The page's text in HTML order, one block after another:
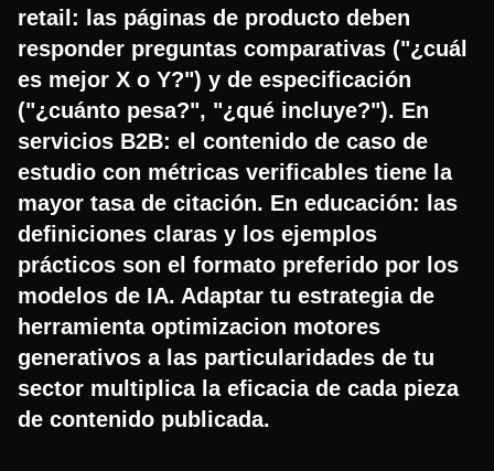
retail: las páginas de producto deben
responder preguntas comparativas ("¿cuál
es mejor X o Y?") y de especificación
("¿cuánto pesa?", "¿qué incluye?"). En
servicios B2B: el contenido de caso de
estudio con métricas verificables tiene la
mayor tasa de citación. En educación: las
definiciones claras y los ejemplos
prácticos son el formato preferido por los
modelos de IA. Adaptar tu estrategia de
herramienta optimizacion motores
generativos a las particularidades de tu
sector multiplica la eficacia de cada pieza
de contenido publicada.